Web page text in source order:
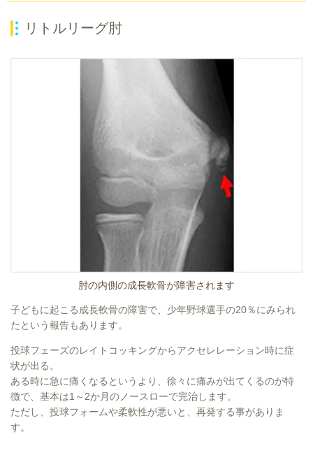
リトルリーグ肘
肘の内側の成長軟骨が障害されます
子どもに起こる成長軟骨の障害で、少年野球選手の20％にみられ
たという報告もあります。
投球フェーズのレイトコッキングからアクセレレーション時に症
状が出る。
ある時に急に痛くなるというより、徐々に痛みが出てくるのが特
徴で、基本は1～2か月のノースローで完治します。
ただし、投球フォームや柔軟性が悪いと、再発する事がありま
す。